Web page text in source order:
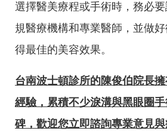
選擇醫美療程或手術時，務必
規醫療機構和專業醫師，並做
得最佳的美容效果。
台南波士頓診所的陳俊伯院長
經驗，累積不少淚溝與黑眼圈
碑，歡迎您立即諮詢專業意見與